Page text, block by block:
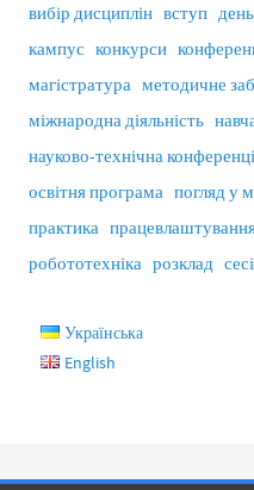
вибір дисциплін вступ
кампус конкурси
магістратура методичне
міжнародна діяльність
науково-технічна
освітня програма погляд у
практика
робототехніка розклад
Українська
English